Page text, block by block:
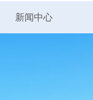
新闻中心